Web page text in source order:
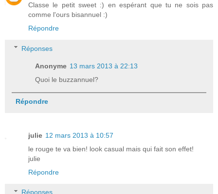
Classe le petit sweet :) en espérant que tu ne sois pas
comme l'ours bisannuel :)
Répondre
Réponses
Anonyme 13 mars 2013 à 22:13
Quoi le buzzannuel?
Répondre
julie 12 mars 2013 à 10:57
le rouge te va bien! look casual mais qui fait son effet!
julie
Répondre
Réponses